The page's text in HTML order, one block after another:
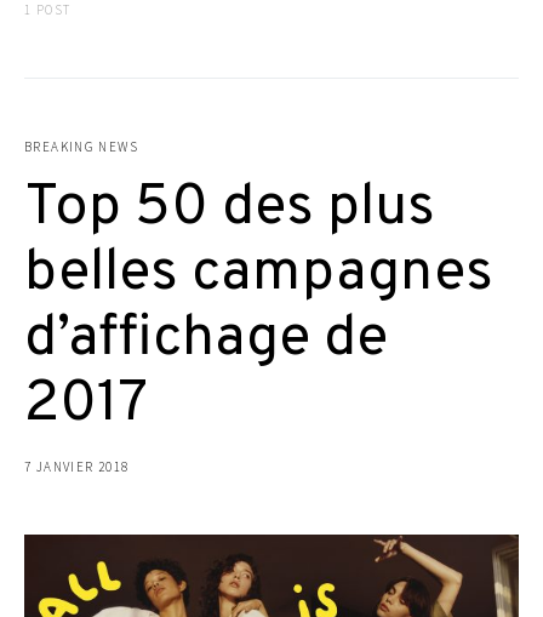
1 POST
BREAKING NEWS
Top 50 des plus
belles campagnes
d’affichage de
2017
7 JANVIER 2018